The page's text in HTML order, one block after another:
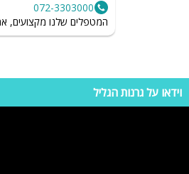
072-3303000
המטפלים שלנו מקצועים,
וידאו על גרנות הגליל